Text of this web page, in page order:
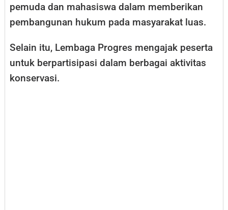
pemuda dan mahasiswa dalam memberikan
pembangunan hukum pada masyarakat luas.
Selain itu, Lembaga Progres mengajak peserta
untuk berpartisipasi dalam berbagai aktivitas
konservasi.